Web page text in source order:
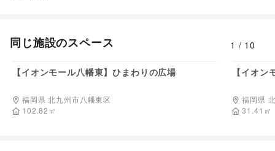
同じ施設のスペース 1 / 10
【イオンモール八幡東】ひまわりの広場
福岡県 北九州市八幡東区
102.82 ㎡
【イオ
福岡県
31.41 ㎡